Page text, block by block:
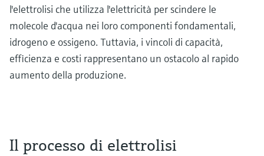
l'elettrolisi che utilizza l'elettricità per scindere le
molecole d'acqua nei loro componenti fondamentali,
idrogeno e ossigeno. Tuttavia, i vincoli di capacità,
efficienza e costi rappresentano un ostacolo al rapido
aumento della produzione.
Il processo di elettrolisi